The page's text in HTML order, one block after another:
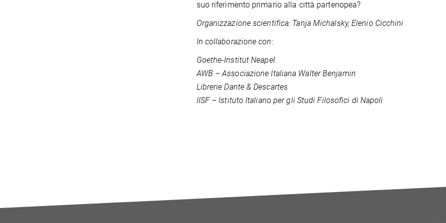
suo riferimento primario alla città partenopea?
Organizzazione scientifica: Tanja Michalsky, Elenio Cicchini
In collaborazione con:
Goethe-Institut Neapel
AWB – Associazione Italiana Walter Benjamin
Librerie Dante & Descartes
IISF – Istituto Italiano per gli Studi Filosofici di Napoli